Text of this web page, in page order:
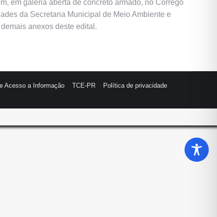
em galeria aberta de concreto armado, no Córrego
da Secretaria Municipal de Meio Ambiente e
anexos deste edital.
Acesso a Informação TCE-PR
Política de privacidade